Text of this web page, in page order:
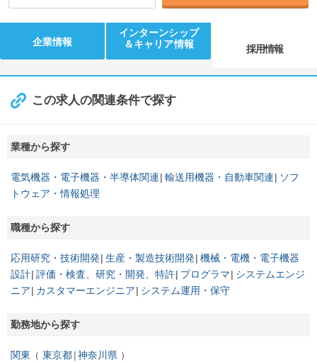
企業情報
インターンシップ
＆キャリア情報
採用情報
この求人の関連条件で探す
業種から探す
電気機器・電子機器・半導体関連 輸送用機器・自動車関連
ソフ
トウェア・情報処理
職種から探す
応用研究・技術開発 生産・製造技術開発 機械・電機・電子機器
設計 評価・検査、研究・開発、特許 プログラマ
システムエンジ
ニア
カスタマーエンジニア システム運用・保守
勤務地から探す
関東 東京都 神奈川県